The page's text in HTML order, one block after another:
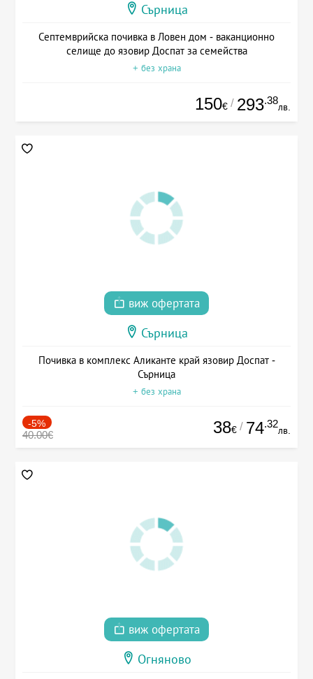
Сърница
Септемврийска почивка в Ловен дом - ваканционно
селище до язовир Доспат за семейства
+ без храна
150€ / 293.38
лв.
виж офертата
Сърница
Почивка в комплекс Аликанте край язовир Доспат -
Сърница
+ без храна
-5%
40.00€ 38€ / 74.32
лв.
виж офертата
Огняново